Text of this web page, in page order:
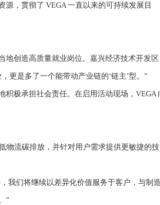
，贯彻了 VEGA 一直以来的可持续发展目
创造高质量就业岗位。嘉兴经济技术开发区
更是多了一个能带动产业链的‘链主’型。”
积极承担社会责任。在启用活动现场，VEGA
流碳排放，并针对用户需求提供更敏捷的技
们将继续以差异化价值服务于客户，与制造
”